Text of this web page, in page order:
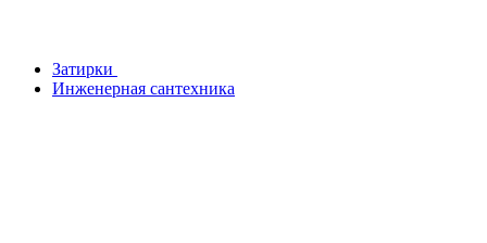
Затирки
Инженерная сантехника